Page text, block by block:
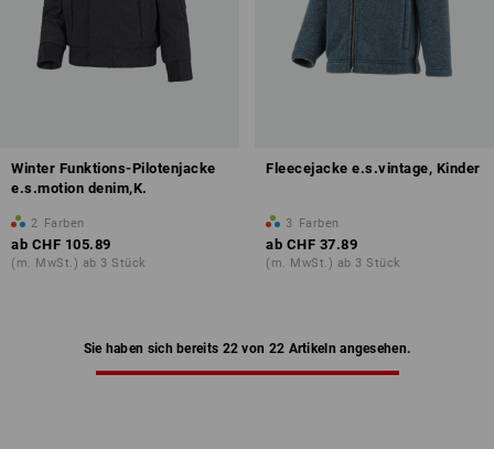
Winter Funktions-Pilotenjacke
e.s.motion denim,K.
2 Farben
ab CHF 105.89
(m. MwSt.) ab 3 Stück
Fleecejacke e.s.vintage, Kinder
3 Farben
ab CHF 37.89
(m. MwSt.) ab 3 Stück
Sie haben sich bereits 22 von 22 Artikeln angesehen.